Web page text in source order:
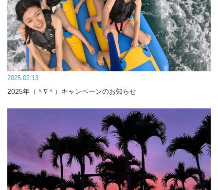
2025.02.13
2025年（＾∇＾）キャンペーンのお知らせ